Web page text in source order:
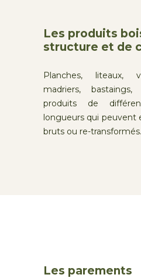
Les produits
structure et de
Planches, liteaux,
madriers,
produits de
longueurs qui peuvent
bruts ou re-transformés.
Les parements